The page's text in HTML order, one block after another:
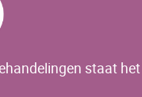
staat